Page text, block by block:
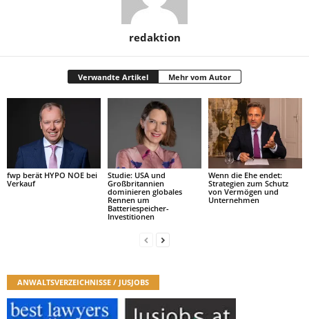
redaktion
Verwandte Artikel Mehr vom Autor
fwp berät HYPO NOE bei
Verkauf
Studie: USA und
Großbritannien
dominieren globales
Rennen um
Batteriespeicher-
Investitionen
Wenn die Ehe endet:
Strategien zum Schutz
von Vermögen und
Unternehmen
ANWALTSVERZEICHNISSE / JUSJOBS